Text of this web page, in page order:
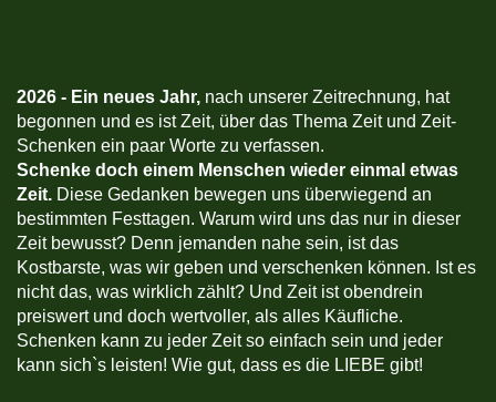
2026 - Ein neues Jahr, nach unserer Zeitrechnung, hat
begonnen und es ist Zeit, über das Thema Zeit und Zeit-
Schenken ein paar Worte zu verfassen.
Schenke doch einem Menschen wieder einmal etwas
Zeit. Diese Gedanken bewegen uns überwiegend an
bestimmten Festtagen. Warum wird uns das nur in dieser
Zeit bewusst? Denn jemanden nahe sein, ist das
Kostbarste, was wir geben und verschenken können. Ist es
nicht das, was wirklich zählt? Und Zeit ist obendrein
preiswert und doch wertvoller, als alles Käufliche.
Schenken kann zu jeder Zeit so einfach sein und jeder
kann sich`s leisten! Wie gut, dass es die LIEBE gibt!